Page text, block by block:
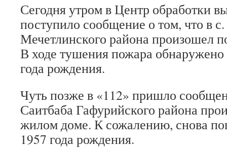
Сегодня утром в Центр обработки
поступило сообщение о том, что в
Мечетлинского района произошел
В ходе тушения пожара
года рождения.
Чуть позже в «112» пришло
Саитбаба Гафурийского района
жилом доме. К сожалению, снова
1957 года рождения.